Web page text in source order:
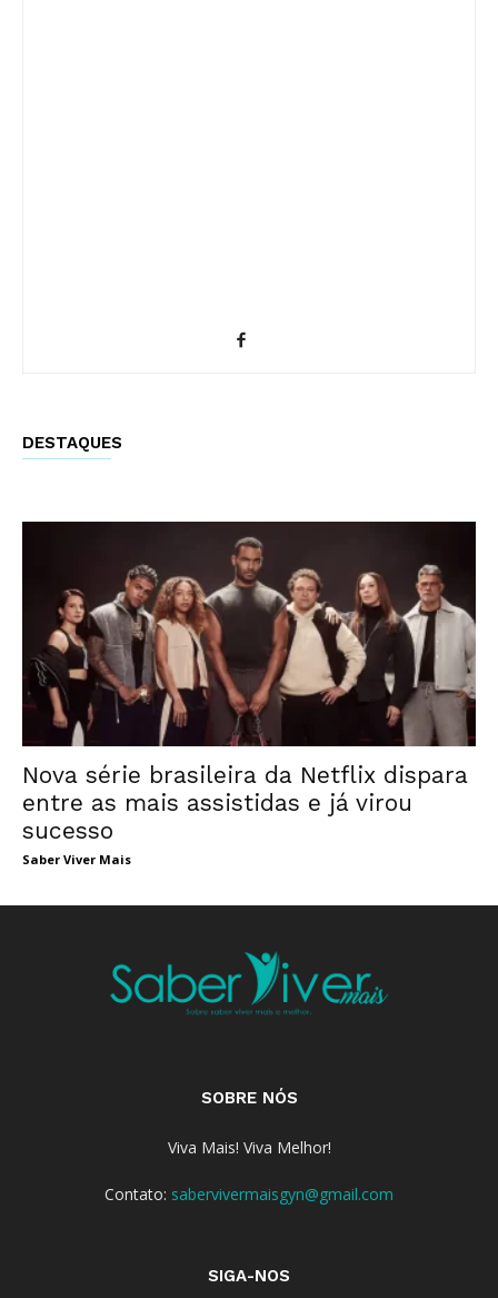
DESTAQUES
Nova série brasileira da Netflix dispara
entre as mais assistidas e já virou
sucesso
Saber Viver Mais
SOBRE NÓS
Viva Mais! Viva Melhor!
Contato: sabervivermaisgyn@gmail.com
SIGA-NOS